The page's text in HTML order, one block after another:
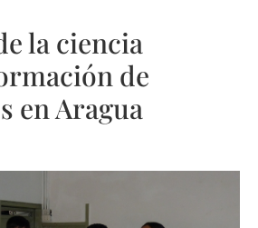
la ciencia
de
en Aragua